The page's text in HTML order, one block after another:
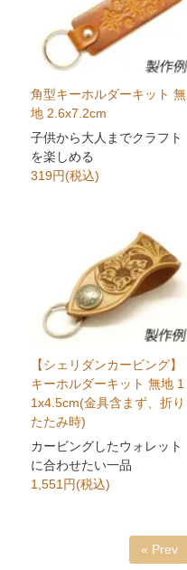
角型キーホルダーキット 無
地 2.6x7.2cm
子供から大人までクラフト
を楽しめる
319円(税込)
【シェリダンカービング】
キーホルダーキット 無地 1
1x4.5cm(金具含まず、折り
たたみ時)
カービングしたウォレット
に合わせたい一品
1,551円(税込)
« Prev